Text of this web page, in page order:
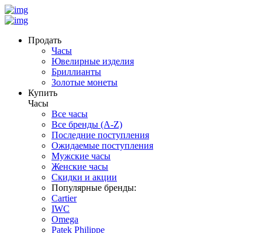
Продать
Часы
Ювелирные изделия
Бриллианты
Золотые монеты
Купить
Часы
Все часы
Все бренды (A-Z)
Последние поступления
Ожидаемые поступления
Мужские часы
Женские часы
Скидки и акции
Популярные бренды:
Cartier
IWC
Omega
Patek Philippe